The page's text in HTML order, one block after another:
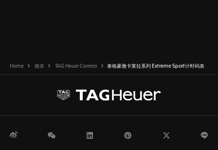
Home 腕表 TAG Heuer Carrera 泰格豪雅卡莱拉系列 Extreme Sport计时码表
微博 WeChat Pinterest